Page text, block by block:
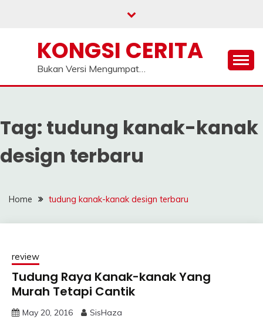
KONGSI CERITA
Bukan Versi Mengumpat…
Tag: tudung kanak-kanak
design terbaru
Home tudung kanak-kanak design terbaru
review
Tudung Raya Kanak-kanak Yang
Murah Tetapi Cantik
May 20, 2016 SisHaza